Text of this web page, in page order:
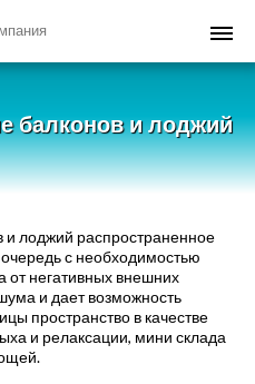
балконов и лоджий
и лоджий распространенное
с необходимостью
от негативных внешних
и дает возможность
пространство в качестве
и релаксации, мини склада